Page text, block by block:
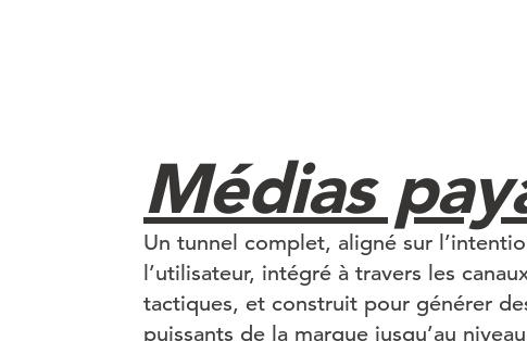
Médias
Un tunnel complet, aligné sur
l’utilisateur, intégré à travers les
tactiques, et construit pour générer
puissants de la marque jusqu’au